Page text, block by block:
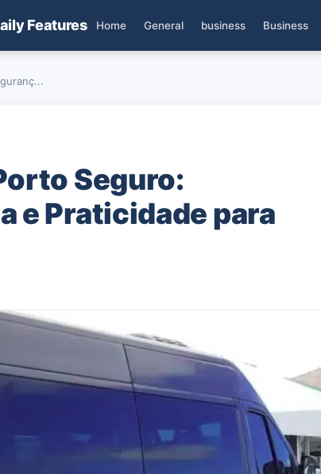
Features Home General business Business
Seguro:
e Praticidade para